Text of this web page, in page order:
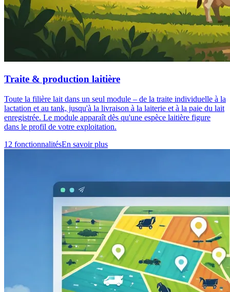
Traite & production laitière
Toute la filière lait dans un seul module – de la traite individuelle à la
lactation et au tank, jusqu'à la livraison à la laiterie et à la paie du lait
enregistrée. Le module apparaît dès qu'une espèce laitière figure
dans le profil de votre exploitation.
12 fonctionnalitésEn savoir plus